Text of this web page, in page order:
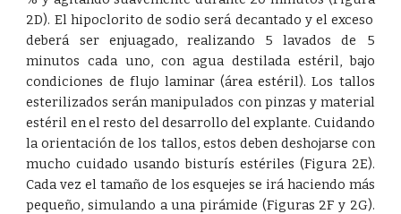
2D). El hipoclorito de sodio será decantado y el exceso
deberá ser enjuagado, realizando 5 lavados de 5
minutos cada uno, con agua destilada estéril, bajo
condiciones de flujo laminar (área estéril). Los tallos
esterilizados serán manipulados con pinzas y material
estéril en el resto del desarrollo del explante. Cuidando
la orientación de los tallos, estos deben deshojarse con
mucho cuidado usando bisturís estériles (Figura2E).
Cada vez el tamaño de los esquejes se irá haciendo más
pequeño, simulando a una pirámide (Figuras 2F y 2G).